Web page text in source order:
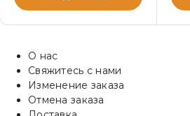
О нас
Свяжитесь с нами
Изменение заказа
Отмена заказа